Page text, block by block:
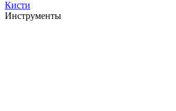
Кисти
Инструменты